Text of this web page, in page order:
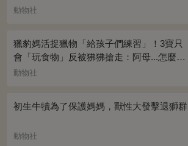
動物社
獵豹媽活捉獵物「給孩子們練習」！3寶只
會「玩食物」反被狒狒搶走：阿母...怎麼辦
QQ
動物社
初生牛犢為了保護媽媽，獸性大發擊退獅群
動物社